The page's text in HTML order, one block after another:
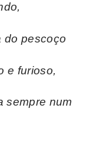
do pescoço
e furioso,
sempre num